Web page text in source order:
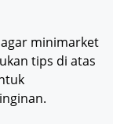
minimarket
tips di atas